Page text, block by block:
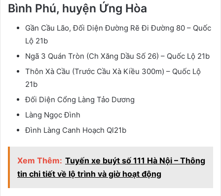
Bình Phú, huyện Ứng Hòa
Gần Cầu Lão, Đối Diện Đường Rẽ Đi Đường 80 – Quốc
Lộ 21b
Ngã 3 Quán Tròn (Ch Xăng Dầu Số 26) – Quốc Lộ 21b
Thôn Xà Cầu (Trước Cầu Xà Kiều 300m) – Quốc Lộ
21b
Đối Diện Cổng Làng Tảo Dương
Làng Ngọc Đình
Đình Làng Canh Hoạch Ql21b
Xem Thêm: Tuyến xe buýt số 111 Hà Nội – Thông
tin chi tiết về lộ trình và giờ hoạt động